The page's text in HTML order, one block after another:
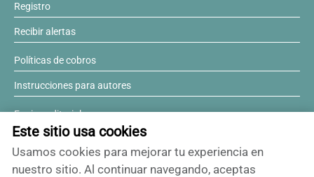
Este sitio usa cookies
Usamos cookies para mejorar tu experiencia en
nuestro sitio. Al continuar navegando, aceptas
Registro
Recibir alertas
Políticas de cobros
Instrucciones para autores
Equipo editorial
Comité editorial
¿Desea ser revisor?